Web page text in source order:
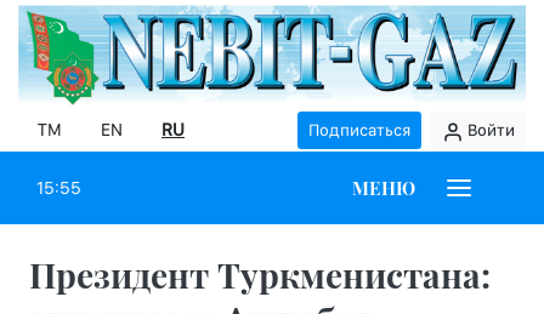
TM EN RU Подписаться Войти
15:55 МЕНЮ
Президент Туркменистана: